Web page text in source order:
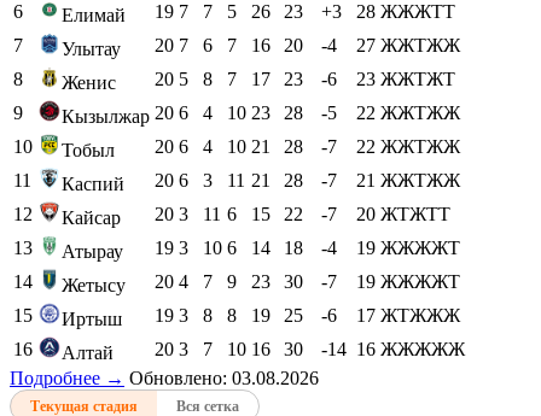
6
Елимай 19 7 7 5 26 23 +3 28 ЖЖЖТТ
7
Улытау 20 7 6 7 16 20 -4 27 ЖЖТЖЖ
8
Женис 20 5 8 7 17 23 -6 23 ЖЖТЖТ
9
Кызылжар 20 6 4 10 23 28 -5 22 ЖЖТЖЖ
10
Тобыл 20 6 4 10 21 28 -7 22 ЖЖТЖЖ
11
Каспий 20 6 3 11 21 28 -7 21 ЖЖТЖЖ
12
Кайсар 20 3 11 6 15 22 -7 20 ЖТЖТТ
13
Атырау 19 3 10 6 14 18 -4 19 ЖЖЖЖТ
14
Жетысу 20 4 7 9 23 30 -7 19 ЖЖЖЖТ
15
Иртыш 19 3 8 8 19 25 -6 17 ЖТЖЖЖ
16
Алтай 20 3 7 10 16 30 -14 16 ЖЖЖЖЖ
Подробнее → Обновлено: 03.08.2026
Текущая стадия Вся сетка